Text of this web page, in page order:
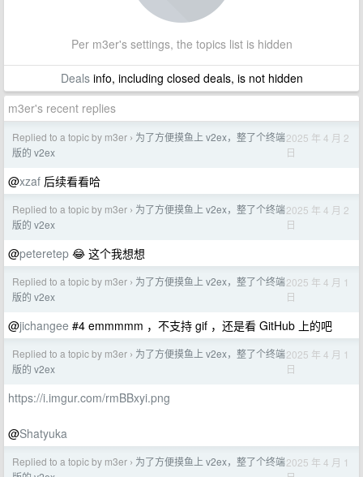
Per m3er's settings, the topics list is hidden
Dealsinfo, including closed deals, is not hidden
m3er's recent replies
Replied to a topic by m3er › 为了方便摸鱼上 v2ex，整了个终端
版的 v2ex
2025 年 4 月 2
日
@xzaf 后续看看哈
Replied to a topic by m3er › 为了方便摸鱼上 v2ex，整了个终端
版的 v2ex
2025 年 4 月 2
日
@peteretep 😂 这个我想想
Replied to a topic by m3er › 为了方便摸鱼上 v2ex，整了个终端
版的 v2ex
2025 年 4 月 1
日
@jichangee #4 emmmmm ，不支持 gif ，还是看 GitHub 上的吧
Replied to a topic by m3er › 为了方便摸鱼上 v2ex，整了个终端
版的 v2ex
2025 年 4 月 1
日
https://i.imgur.com/rmBBxyi.png
@Shatyuka
Replied to a topic by m3er › 为了方便摸鱼上 v2ex，整了个终端2025 年 4 月 1